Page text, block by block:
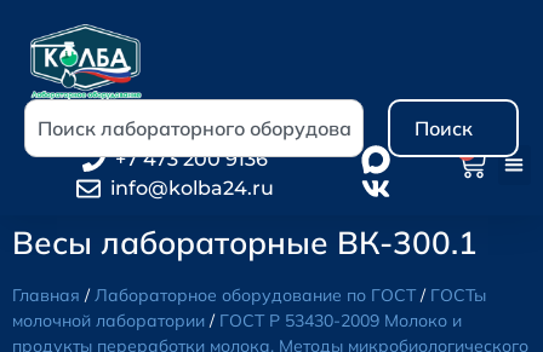
Поиск
+7 473 200 9136
info@kolba24.ru
Весы лабораторные ВК-300.1
Главная /Лабораторное оборудование по ГОСТ/ ГОСТы
молочной лаборатории / ГОСТ Р 53430-2009 Молоко и
продукты переработки молока. Методы микробиологического